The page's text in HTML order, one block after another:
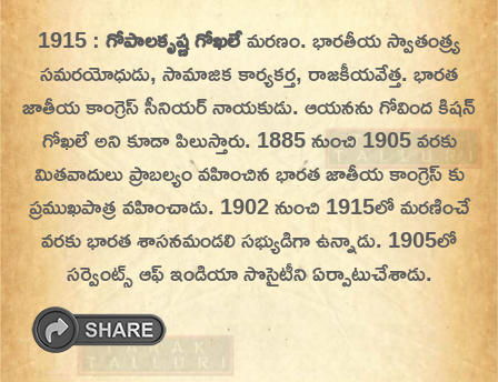
Skip
content
On This Day
Today in History | On This Day | This Day in
History | Today in India | What Happened
Today in India | Charitralo eroju | charitra lo
eroju |
1915 :గోపాలకృష్ణ గోఖలేమరణం. భారతీయ స్వాతంత్ర్య
సమరయోధుడు, సామాజిక కార్యకర్త, రాజకీయవేత్త.భారత
జాతీయ కాంగ్రెస్ సీనియర్ నాయకుడు. ఆయనను గోవింద కిషన్
గోఖలే అని కూడా పిలుస్తారు. 1885 నుంచి 1905 వరకు
మితవాదులు ప్రాబల్యం వహించిన భారత జాతీయ కాంగ్రెస్ కు
ప్రముఖపాత్ర వహించాడు. 1902 నుంచి 1915లో మరణించే
వరకు భారత శాసనమండలి సభ్యుడిగా ఉన్నాడు. 1905లో
సర్వెంట్స్ ఆఫ్ ఇండియా సొసైటీని ఏర్పాటుచేశాడు.